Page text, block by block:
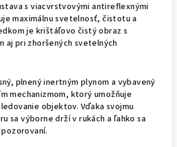
s viacvrstvovými antireflexnými
maximálnu svetelnosť, čistotu a
je krištáľovo čistý obraz s
aj pri zhoršených svetelných
plnený inertným plynom a vybavený
mechanizmom, ktorý umožňuje
objektov. Vďaka svojmu
sa výborne drží v rukách a ľahko sa